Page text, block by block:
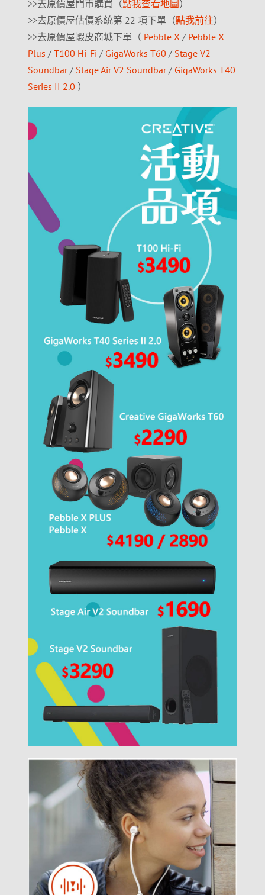
>>去原價屋門市購買（點我查看地圖 ）
>>去原價屋估價系統第 22 項下單（點我前往）
>>去原價屋蝦皮商城下單（ Pebble X / Pebble X
Plus / T100 Hi-Fi / GigaWorks T60 / Stage V2
Soundbar/ Stage Air V2 Soundbar/ GigaWorks T40
Series II 2.0 ）